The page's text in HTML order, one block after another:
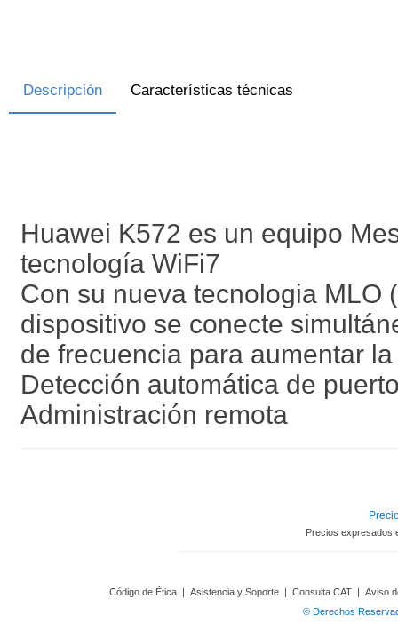
Descripción Características técnicas
Huawei K572 es un equipo
tecnología WiFi7
Con su nueva tecnologia MLO
dispositivo se conecte
de frecuencia para aumentar
Detección automática de
Administración remota
Precios expresados
Código de Ética | Asistencia y Soporte | Consulta CAT | Aviso
© Derechos